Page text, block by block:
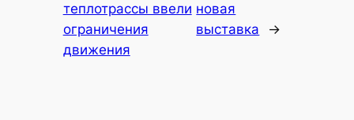
теплотрассы ввели
ограничения
движения
новая
выставка
→